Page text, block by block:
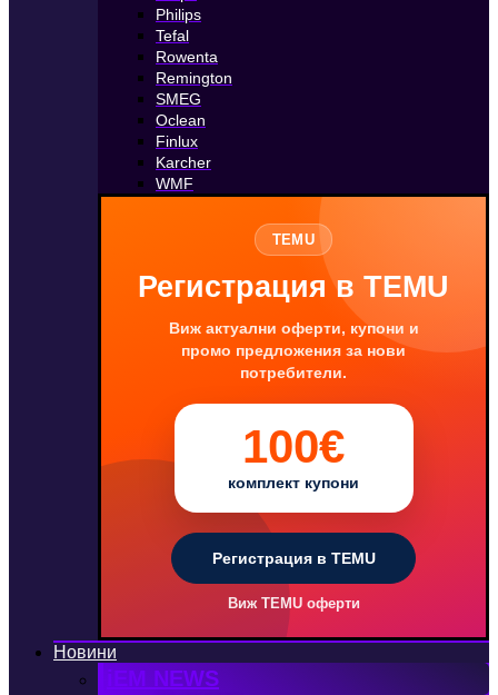
Philips
Tefal
Rowenta
Remington
SMEG
Oclean
Finlux
Karcher
WMF
TEMU
Регистрация в TEMU
Виж актуални оферти, купони и
промо предложения за нови
потребители.
100€
комплект купони
Регистрация в TEMU
Виж TEMU оферти
Новини
iEM NEWS